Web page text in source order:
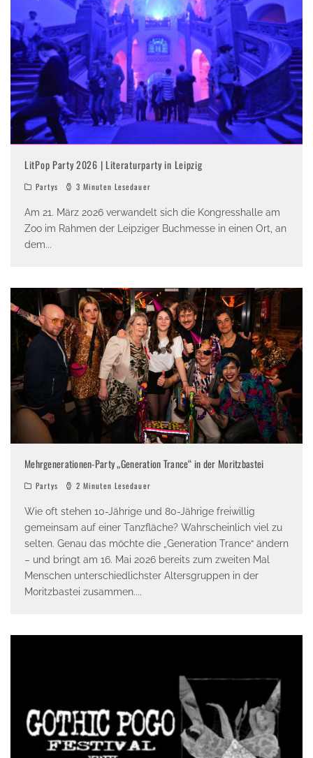
LitPop Party 2026 | Literaturparty in Leipzig
Partys 3 Minuten Lesedauer
Am 21. März 2026 verwandelt sich die Kongresshalle am
Zoo im Rahmen der Leipziger Buchmesse in einen Ort, an
dem...
Mehrgenerationen-Party „Generation Trance“ in der Moritzbastei
Partys 2 Minuten Lesedauer
Wie oft stehen 10-Jährige und 80-Jährige freiwillig
gemeinsam auf einer Tanzfläche? Wahrscheinlich viel zu
selten. Genau das möchte die „Generation Trance“ ändern
– und bringt am 16. Mai 2026 bereits zum zweiten Mal
Menschen unterschiedlichster Altersgruppen in der
Moritzbastei zusammen....